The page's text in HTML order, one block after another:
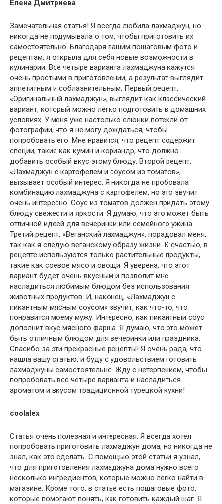
Елена Дмитриева
Замечательная статья! Я всегда любила лахмаджун, но
никогда не подумывала о том, чтобы приготовить их
самостоятельно. Благодаря вашим пошаговым фото и
рецептам, я открыла для себя новые возможности в
кулинарии. Все четыре варианта лахмаджуна кажутся
очень простыми в приготовлении, а результат выглядит
аппетитным и соблазнительным. Первый рецепт,
«Оригинальный лахмаджун», выглядит как классический
вариант, который можно легко подготовить в домашних
условиях. У меня уже настолько слюнки потекли от
фотографии, что я не могу дождаться, чтобы
попробовать его. Мне нравится, что рецепт содержит
специи, такие как кумин и кориандр, что должно
добавить особый вкус этому блюду. Второй рецепт,
«Лахмаджун с картофелем и соусом из томатов»,
вызывает особый интерес. Я никогда не пробовала
комбинацию лахмаджуна с картофелем, но это звучит
очень интересно. Соус из томатов должен придать этому
блюду свежести и яркости. Я думаю, что это может быть
отличной идеей для вечеринки или семейного ужина.
Третий рецепт, «Веганский лахмаджун», порадовал меня,
так как я следую веганскому образу жизни. К счастью, в
рецепте используются только растительные продукты,
такие как соевое мясо и овощи. Я уверена, что этот
вариант будет очень вкусным и позволит мне
насладиться любимым блюдом без использования
животных продуктов. И, наконец, «Лахмаджун с
пикантным мясным соусом» звучит, как что-то, что
понравится моему мужу. Интересно, как пикантный соус
дополнит вкус мясного фарша. Я думаю, что это может
быть отличным блюдом для вечеринки или праздника.
Спасибо за эти прекрасные рецепты! Я очень рада, что
нашла вашу статью, и буду с удовольствием готовить
лахмаджуны самостоятельно. Жду с нетерпением, чтобы
попробовать все четыре варианта и насладиться
ароматом и вкусом традиционной турецкой кухни!
coolalex
Статья очень полезная и интересная. Я всегда хотел
попробовать приготовить лахмаджун дома, но никогда не
знал, как это сделать. С помощью этой статьи я узнал,
что для приготовления лахмаджуна дома нужно всего
несколько ингредиентов, которые можно легко найти в
магазине. Кроме того, в статье есть пошаговые фото,
которые помогают понять, как готовить каждый шаг. Я